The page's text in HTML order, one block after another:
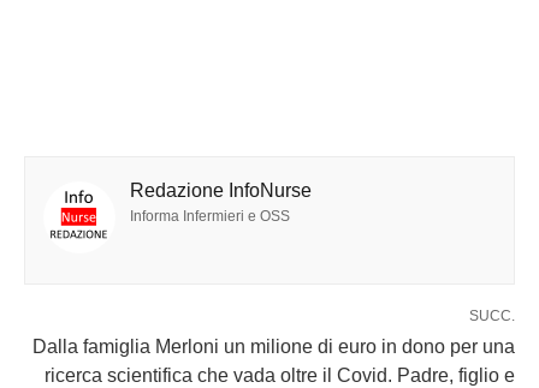
Redazione InfoNurse
Informa Infermieri e OSS
SUCC.
Dalla famiglia Merloni un milione di euro in dono per una
ricerca scientifica che vada oltre il Covid. Padre, figlio e